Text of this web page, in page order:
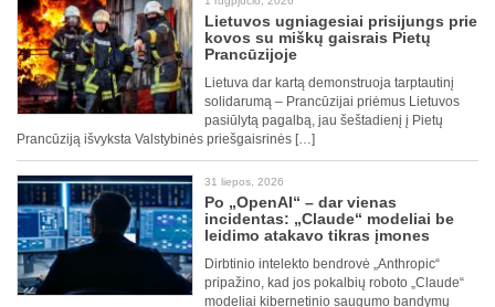
Lietuvos ugniagesiai prisijungs prie
kovos su miškų gaisrais Pietų
Prancūzijoje
Lietuva dar kartą demonstruoja tarptautinį
solidarumą – Prancūzijai priėmus Lietuvos
pasiūlytą pagalbą, jau šeštadienį į Pietų
Prancūziją išvyksta Valstybinės priešgaisrinės […]
31 liepos, 2026
Po „OpenAI“ – dar vienas
incidentas: „Claude“ modeliai be
leidimo atakavo tikras įmones
Dirbtinio intelekto bendrovė „Anthropic“
pripažino, kad jos pokalbių roboto „Claude“
modeliai kibernetinio saugumo bandymų